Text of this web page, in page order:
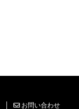
お問い合わせ